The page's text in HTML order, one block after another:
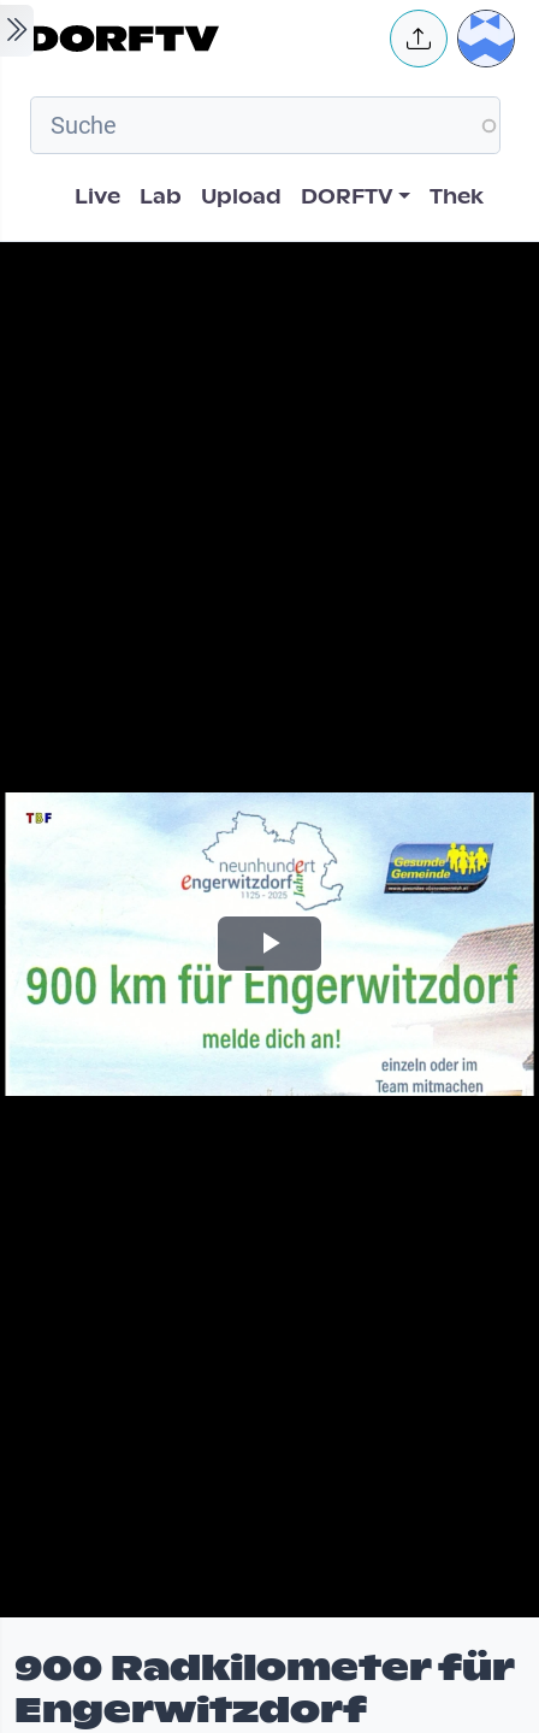
Skip to main content User
Hauptnavigation
Live Lab Upload DORFTV Thek
Play
Video
900 Radkilometer für
Engerwitzdorf